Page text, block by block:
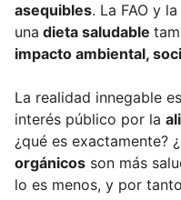
asequibles. La FAO y
una dieta saludable
impacto ambiental,
La realidad innegable
interés público por la
¿qué es exactamente?
orgánicos son más
lo es menos, y por